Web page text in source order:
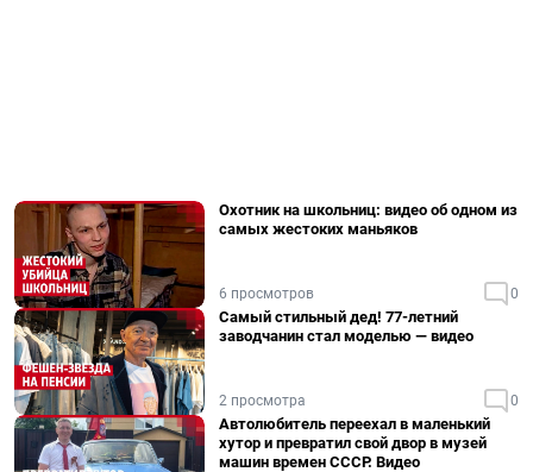
Охотник на школьниц: видео об одном из
самых жестоких маньяков
6 просмотров 0
Самый стильный дед! 77-летний
заводчанин стал моделью — видео
2 просмотра 0
Автолюбитель переехал в маленький
хутор и превратил свой двор в музей
машин времен СССР. Видео